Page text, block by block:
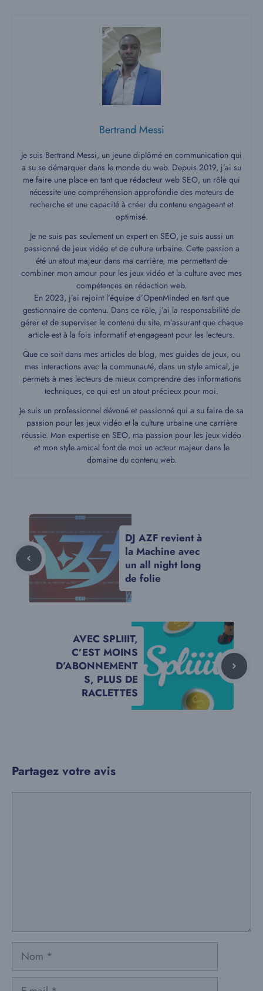
Bertrand Messi
Je suis Bertrand Messi, un jeune diplômé en communication qui
a su se démarquer dans le monde du web. Depuis 2019, j’ai su
me faire une place en tant que rédacteur web SEO, un rôle qui
nécessite une compréhension approfondie des moteurs de
recherche et une capacité à créer du contenu engageant et
optimisé.
Je ne suis pas seulement un expert en SEO, je suis aussi un
passionné de jeux vidéo et de culture urbaine. Cette passion a
été un atout majeur dans ma carrière, me permettant de
combiner mon amour pour les jeux vidéo et la culture avec mes
compétences en rédaction web.
En 2023, j’ai rejoint l’équipe d’OpenMinded en tant que
gestionnaire de contenu. Dans ce rôle, j’ai la responsabilité de
gérer et de superviser le contenu du site, m’assurant que chaque
article est à la fois informatif et engageant pour les lecteurs.
Que ce soit dans mes articles de blog, mes guides de jeux, ou
mes interactions avec la communauté, dans un style amical, je
permets à mes lecteurs de mieux comprendre des informations
techniques, ce qui est un atout précieux pour moi.
Je suis un professionnel dévoué et passionné qui a su faire de sa
passion pour les jeux vidéo et la culture urbaine une carrière
réussie. Mon expertise en SEO, ma passion pour les jeux vidéo
et mon style amical font de moi un acteur majeur dans le
domaine du contenu web.
DJ AZF revient à
la Machine avec
un all night long
de folie
AVEC SPLIIIT,
C’EST MOINS
D’ABONNEMENT
S, PLUS DE
RACLETTES
Partagez votre avis
Nom